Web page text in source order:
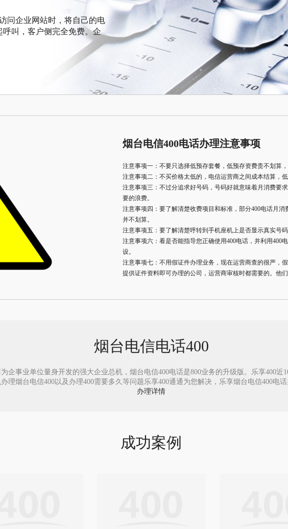
问企业网站时，将自己的电
叫，客户侧完全免费。企
烟台电信400电话办理注意事项
注意事项一：不要只选择低预存套餐，低预存资费贵不划算
注意事项二：不买价格太低的，电信运营商之间成本结算，
注意事项三：不过分追求好号码，号码好就意味着月消费要
要的浪费。
注意事项四：要了解清楚收费项目和标准，部分400电话月
并不划算。
注意事项五：要了解清楚呼转到手机座机上是否显示真实号
注意事项六：看是否能指导您正确使用400电话，并利用400
设。
注意事项七：不用假证件办理业务，现在运营商查的很严，
提供证件资料即可办理的公司，运营商审核时都需要的。他
烟台电信电话400
企事业单位量身开发的强大企业总机，烟台电信400电话是800业务的升级版。乐享400近
理烟台电信400以及办理400需要多久等问题乐享400通通为您解决，乐享烟台电信400电话
办理详情
成功案例